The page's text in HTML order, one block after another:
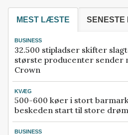
MEST LÆSTE SENESTE
BUSINESS
32.500 stipladser skifter
største producenter sender
Crown
KVÆG
500-600 køer i stort
beskeden start til store
BUSINESS